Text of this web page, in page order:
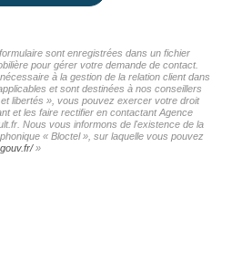
sont enregistrées dans un fichier
pour gérer votre demande de contact.
à la gestion de la relation client dans
et sont destinées à nos conseillers
libertés », vous pouvez exercer votre droit
et les faire rectifier en contactant Agence
Nous vous informons de l'existence de la
« Bloctel », sur laquelle vous pouvez
»